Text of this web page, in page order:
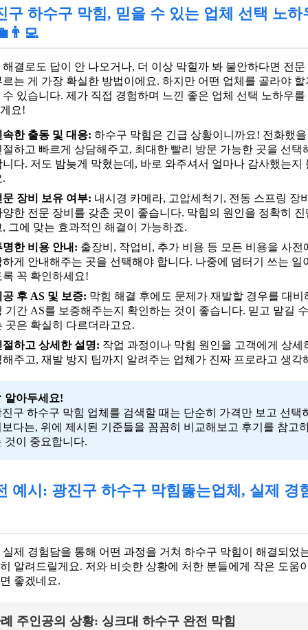
구 하수구 막힘, 믿을 수 있는 업체 선택 노하
해결로도 답이 안 나오거나, 더 이상 막힐까 봐 불안하다면 전문
르는 게 가장 확실한 방법이에요. 하지만 어떤 업체를 골라야 할
수 있습니다. 제가 직접 경험하며 느낀 좋은 업체 선택 노하우를
요!
속한 출동 및 대응: 하수구 막힘은 긴급 상황이니까요! 전화했
절하고 빠르게 상담해주고, 최대한 빨리 방문 가능한 곳을 선택
니다. 저도 밤늦게 막혔는데, 바로 와주셔서 얼마나 감사했는지
.
문 장비 보유 여부: 내시경 카메라, 고압세척기, 전동 스프링 장
양한 전문 장비를 갖춘 곳이 좋습니다. 막힘의 원인을 정확히 진
, 그에 맞는 효과적인 해결이 가능하죠.
명한 비용 안내: 출장비, 작업비, 추가 비용 등 모든 비용을 사전
하게 안내해주는 곳을 선택해야 합니다. 나중에 덤터기 쓰는 일
록 꼭 확인하세요!
공 후 AS 및 보증: 막힘 해결 후에도 문제가 재발할 경우를 대비
기간 AS를 보증해주는지 확인하는 것이 좋습니다. 믿고 맡길
곳은 확실히 다르더라고요.
절하고 상세한 설명: 작업 과정이나 막힘 원인을 고객에게 상세
해주고, 재발 방지 팁까지 알려주는 업체가 진짜 프로라고 생각
알아두세요!
진구 하수구 막힘 업체를 검색할 때는 단순히 가격만 보고 선택
보다는, 위에 제시된 기준들을 꼼꼼히 비교해보고 후기를 참고
것이 중요합니다.
예시: 광진구 하수구 막힘뚫는업체, 실제 경
실제 경험담을 통해 어떤 과정을 거쳐 하수구 막힘이 해결되었
알려드릴게요. 저와 비슷한 상황에 처한 분들에게 작은 도움
좋겠네요.
주인공의 상황: 싱크대 하수구 완전 막힘